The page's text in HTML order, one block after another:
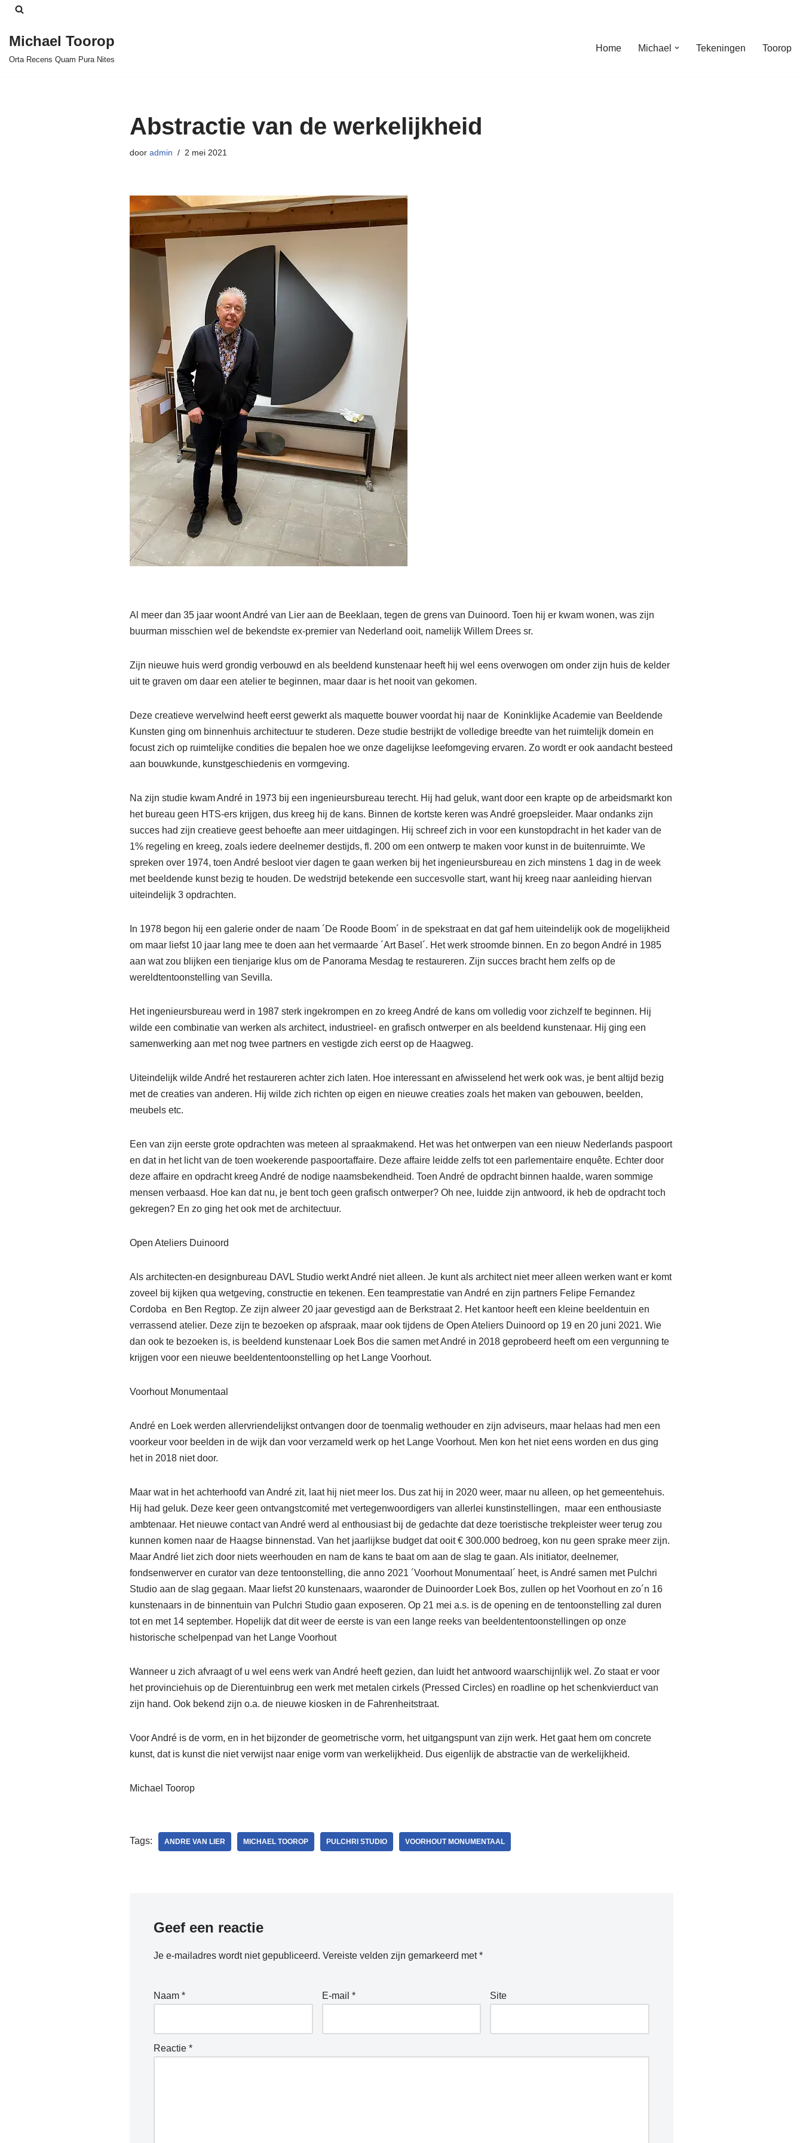
naar
de
Michael Toorop
Orta Recens Quam Pura Nites
Home Michael Tekeningen Toorop
Abstractie van de werkelijkheid
door admin 2 mei 2021
Al meer dan 35 jaar woont André van Lier aan de Beeklaan, tegen de grens van Duinoord. Toen hij er kwam wonen, was zijn
buurman misschien wel de bekendste ex-premier van Nederland ooit, namelijk Willem Drees sr.
Zijn nieuwe huis werd grondig verbouwd en als beeldend kunstenaar heeft hij wel eens overwogen om onder zijn huis de kelder
uit te graven om daar een atelier te beginnen, maar daar is het nooit van gekomen.
Deze creatieve wervelwind heeft eerst gewerkt als maquette bouwer voordat hij naar de Koninklijke Academie van Beeldende
Kunsten ging om binnenhuis architectuur te studeren. Deze studie bestrijkt de volledige breedte van het ruimtelijk domein en
focust zich op ruimtelijke condities die bepalen hoe we onze dagelijkse leefomgeving ervaren. Zo wordt er ook aandacht besteed
aan bouwkunde, kunstgeschiedenis en vormgeving.
Na zijn studie kwam André in 1973 bij een ingenieursbureau terecht. Hij had geluk, want door een krapte op de arbeidsmarkt kon
het bureau geen HTS-ers krijgen, dus kreeg hij de kans. Binnen de kortste keren was André groepsleider. Maar ondanks zijn
succes had zijn creatieve geest behoefte aan meer uitdagingen. Hij schreef zich in voor een kunstopdracht in het kader van de
1% regeling en kreeg, zoals iedere deelnemer destijds, fl. 200 om een ontwerp te maken voor kunst in de buitenruimte. We
spreken over 1974, toen André besloot vier dagen te gaan werken bij het ingenieursbureau en zich minstens 1 dag in de week
met beeldende kunst bezig te houden. De wedstrijd betekende een succesvolle start, want hij kreeg naar aanleiding hiervan
uiteindelijk 3 opdrachten.
In 1978 begon hij een galerie onder de naam ´De Roode Boom´ in de spekstraat en dat gaf hem uiteindelijk ook de mogelijkheid
om maar liefst 10 jaar lang mee te doen aan het vermaarde ´Art Basel´. Het werk stroomde binnen. En zo begon André in 1985
aan wat zou blijken een tienjarige klus om de Panorama Mesdag te restaureren. Zijn succes bracht hem zelfs op de
wereldtentoonstelling van Sevilla.
Het ingenieursbureau werd in 1987 sterk ingekrompen en zo kreeg André de kans om volledig voor zichzelf te beginnen. Hij
wilde een combinatie van werken als architect, industrieel- en grafisch ontwerper en als beeldend kunstenaar. Hij ging een
samenwerking aan met nog twee partners en vestigde zich eerst op de Haagweg.
Uiteindelijk wilde André het restaureren achter zich laten. Hoe interessant en afwisselend het werk ook was, je bent altijd bezig
met de creaties van anderen. Hij wilde zich richten op eigen en nieuwe creaties zoals het maken van gebouwen, beelden,
meubels etc.
Een van zijn eerste grote opdrachten was meteen al spraakmakend. Het was het ontwerpen van een nieuw Nederlands paspoort
en dat in het licht van de toen woekerende paspoortaffaire. Deze affaire leidde zelfs tot een parlementaire enquête. Echter door
deze affaire en opdracht kreeg André de nodige naamsbekendheid. Toen André de opdracht binnen haalde, waren sommige
mensen verbaasd. Hoe kan dat nu, je bent toch geen grafisch ontwerper? Oh nee, luidde zijn antwoord, ik heb de opdracht toch
gekregen? En zo ging het ook met de architectuur.
Open Ateliers Duinoord
Als architecten-en designbureau DAVL Studio werkt André niet alleen. Je kunt als architect niet meer alleen werken want er komt
zoveel bij kijken qua wetgeving, constructie en tekenen. Een teamprestatie van André en zijn partners Felipe Fernandez
Cordoba en Ben Regtop. Ze zijn alweer 20 jaar gevestigd aan de Berkstraat 2. Het kantoor heeft een kleine beeldentuin en
verrassend atelier. Deze zijn te bezoeken op afspraak, maar ook tijdens de Open Ateliers Duinoord op 19 en 20 juni 2021. Wie
dan ook te bezoeken is, is beeldend kunstenaar Loek Bos die samen met André in 2018 geprobeerd heeft om een vergunning te
krijgen voor een nieuwe beeldententoonstelling op het Lange Voorhout.
Voorhout Monumentaal
André en Loek werden allervriendelijkst ontvangen door de toenmalig wethouder en zijn adviseurs, maar helaas had men een
voorkeur voor beelden in de wijk dan voor verzameld werk op het Lange Voorhout. Men kon het niet eens worden en dus ging
het in 2018 niet door.
Maar wat in het achterhoofd van André zit, laat hij niet meer los. Dus zat hij in 2020 weer, maar nu alleen, op het gemeentehuis.
Hij had geluk. Deze keer geen ontvangstcomité met vertegenwoordigers van allerlei kunstinstellingen, maar een enthousiaste
ambtenaar. Het nieuwe contact van André werd al enthousiast bij de gedachte dat deze toeristische trekpleister weer terug zou
kunnen komen naar de Haagse binnenstad. Van het jaarlijkse budget dat ooit € 300.000 bedroeg, kon nu geen sprake meer zijn.
Maar André liet zich door niets weerhouden en nam de kans te baat om aan de slag te gaan. Als initiator, deelnemer,
fondsenwerver en curator van deze tentoonstelling, die anno 2021 ´Voorhout Monumentaal´ heet, is André samen met Pulchri
Studio aan de slag gegaan. Maar liefst 20 kunstenaars, waaronder de Duinoorder Loek Bos, zullen op het Voorhout en zo´n 16
kunstenaars in de binnentuin van Pulchri Studio gaan exposeren. Op 21 mei a.s. is de opening en de tentoonstelling zal duren
tot en met 14 september. Hopelijk dat dit weer de eerste is van een lange reeks van beeldententoonstellingen op onze
historische schelpenpad van het Lange Voorhout
Wanneer u zich afvraagt of u wel eens werk van André heeft gezien, dan luidt het antwoord waarschijnlijk wel. Zo staat er voor
het provinciehuis op de Dierentuinbrug een werk met metalen cirkels (Pressed Circles) en roadline op het schenkvierduct van
zijn hand. Ook bekend zijn o.a. de nieuwe kiosken in de Fahrenheitstraat.
Voor André is de vorm, en in het bijzonder de geometrische vorm, het uitgangspunt van zijn werk. Het gaat hem om concrete
kunst, dat is kunst die niet verwijst naar enige vorm van werkelijkheid. Dus eigenlijk de abstractie van de werkelijkheid.
Michael Toorop
Tags: ANDRE VAN LIER MICHAEL TOOROP PULCHRI STUDIO VOORHOUT MONUMENTAAL
Geef een reactie
Je e-mailadres wordt niet gepubliceerd. Vereiste velden zijn gemarkeerd met*
Naam * E-mail * Site
Reactie *